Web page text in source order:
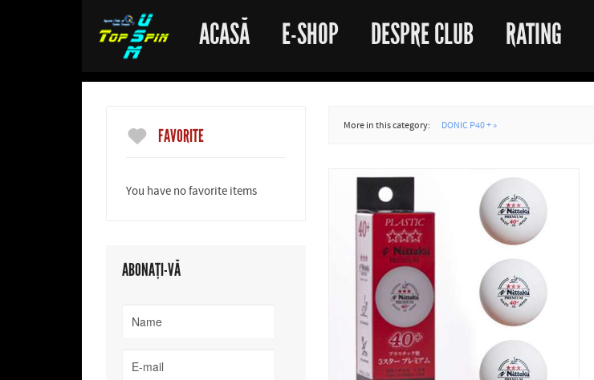
ACASĂ E-SHOP DESPRE CLUB RATING
FAVORITE
You have no favorite items
ABONAȚI-VĂ
More in this category: DONIC P40 + »